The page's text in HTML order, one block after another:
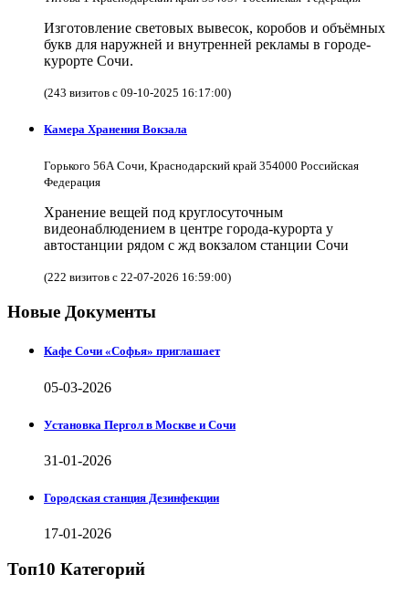
Изготовление световых вывесок, коробов и объёмных
букв для наружней и внутренней рекламы в городе-
курорте Сочи.
(243 визитов с 09-10-2025 16:17:00)
Камера Хранения Вокзала
Горького 56А Сочи, Краснодарский край 354000 Российская
Федерация
Хранение вещей под круглосуточным
видеонаблюдением в центре города-курорта у
автостанции рядом с жд вокзалом станции Сочи
(222 визитов с 22-07-2026 16:59:00)
Новые Документы
Кафе Сочи «Софья» приглашает
05-03-2026
Установка Пергол в Москве и Сочи
31-01-2026
Городская станция Дезинфекции
17-01-2026
Топ10 Категорий